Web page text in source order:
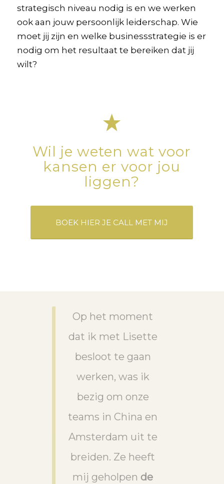
strategisch niveau nodig is en we werken
ook aan jouw persoonlijk leiderschap. Wie
moet jij zijn en welke businessstrategie is er
nodig om het resultaat te bereiken dat jij
wilt?
Wil je weten wat voor
kansen ervoor jou
liggen?
BOEK HIER JE CALL MET MIJ
Op het moment
dat ik met Lisette
besloot te gaan
werken, was ik
bezig om onze
teams in China en
Amsterdam uit te
breiden. Ze heeft
mij geholpende